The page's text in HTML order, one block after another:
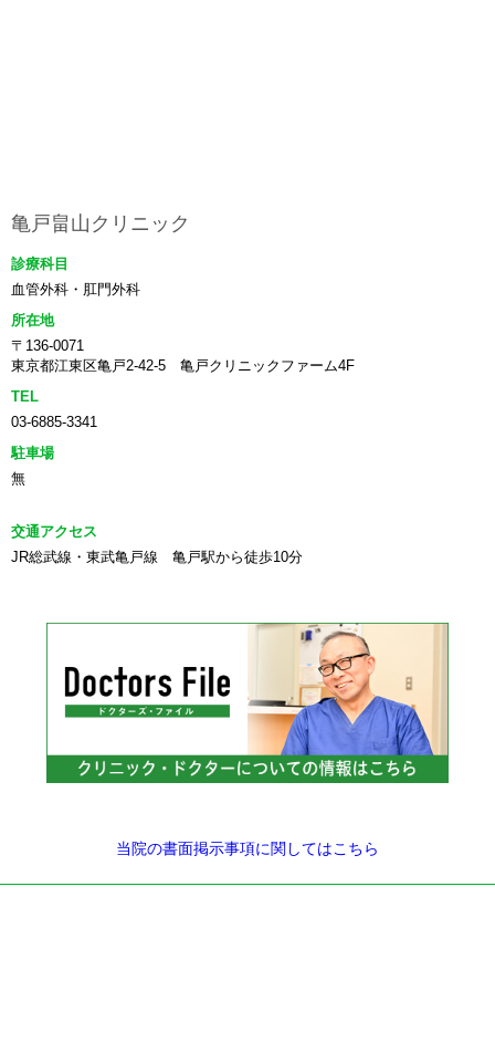
亀戸畠山クリニック
診療科目
血管外科・肛門外科
所在地
〒136-0071
東京都江東区亀戸2-42-5 亀戸クリニックファーム4F
TEL
03-6885-3341
駐車場
無
交通アクセス
JR総武線・東武亀戸線 亀戸駅から徒歩10分
当院の書面掲示事項に関してはこちら